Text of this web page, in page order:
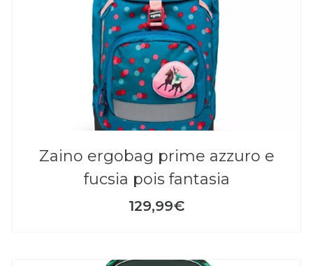
zaino ergobag prime azzuro e
fucsia pois fantasia
129,99€